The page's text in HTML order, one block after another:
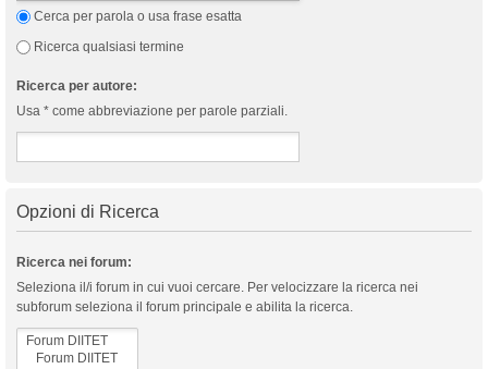
Cerca per parola o usa frase esatta
Ricerca qualsiasi termine
Ricerca per autore:
Usa * come abbreviazione per parole parziali.
Opzioni di Ricerca
Ricerca nei forum:
Seleziona il/i forum in cui vuoi cercare. Per velocizzare la ricerca nei
subforum seleziona il forum principale e abilita la ricerca.